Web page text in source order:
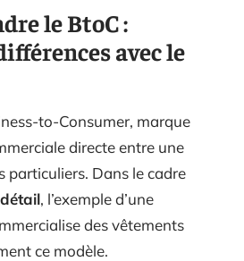
le BtoC :
avec le
to-Consumer, marque
directe entre une
particuliers. Dans le cadre
, l’exemple d’une
des vêtements
ce modèle.